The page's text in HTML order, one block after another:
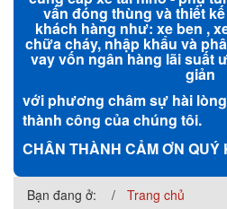
vấn đóng thùng và thiết
khách hàng như: xe ben ,
chữa cháy, nhập khẩu và
vay vốn ngân hàng lãi suất
giản
với phương châm sự hài
thành công của chúng tôi.
CHÂN THÀNH CẢM ƠN QUÝ
Bạn đang ở: Trang chủ